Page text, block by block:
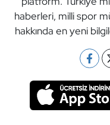
haberleri, milli spor
hakkında en yeni